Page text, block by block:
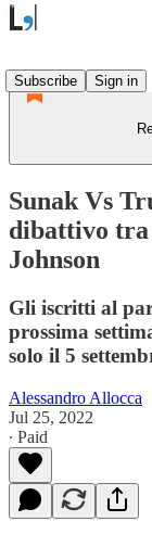
Subscribe
Sign in
Sunak Vs
dibattivo tra
Johnson
Gli iscritti al
prossima
solo il 5
Alessandro Allocca
Jul 25, 2022
∙ Paid